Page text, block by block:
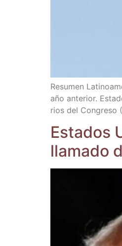
Resu­men
año ante­rior.
rios del Con­gre­so
Esta­dos
lla­ma­do